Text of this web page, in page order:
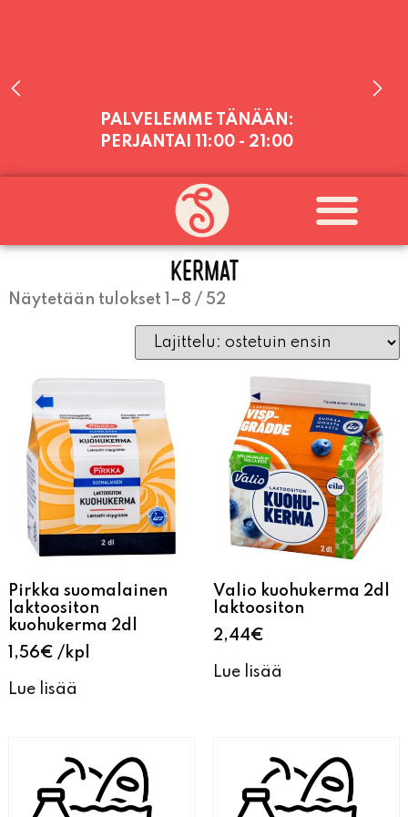
PALVELEMME TÄNÄÄN:
PERJANTAI 11:00 - 21:00
PALVELEMME PÄIVITTÄIN (MA-SU
KLO 11-21) SUNNUNTAIHIN 16.8.
SAAKKA JONKA JÄLKEEN OLEMME
AVOINNA VIIKONLOPPUISIN (PE-
SU) ELOKUUN LOPPUUN ASTI
LÄMPIMÄSTI TERVETULOA!
KERMAT
Näytetään tulokset 1–8 / 52
Pirkka suomalainen
laktoositon
kuohukerma 2dl
1,56€ kpl
Lue lisää
Valio kuohukerma 2dl
laktoositon
2,44€
Lue lisää